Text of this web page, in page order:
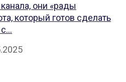
они «рады
который готов сделать